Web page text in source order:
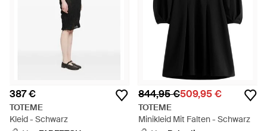
387 €
TOTEME
Kleid - Schwarz
844,95 €509,95 €
TOTEME
Minikleid Mit Falten - Schwarz